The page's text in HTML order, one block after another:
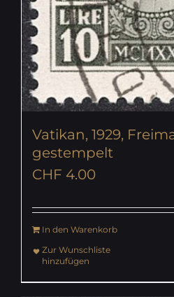
Vatikan, 1929,
gestempelt
CHF 4.00
In den Warenkorb
Zur Wunschliste
hinzufügen